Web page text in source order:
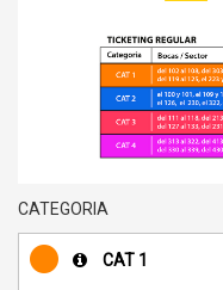
CATEGORIA
CAT 1